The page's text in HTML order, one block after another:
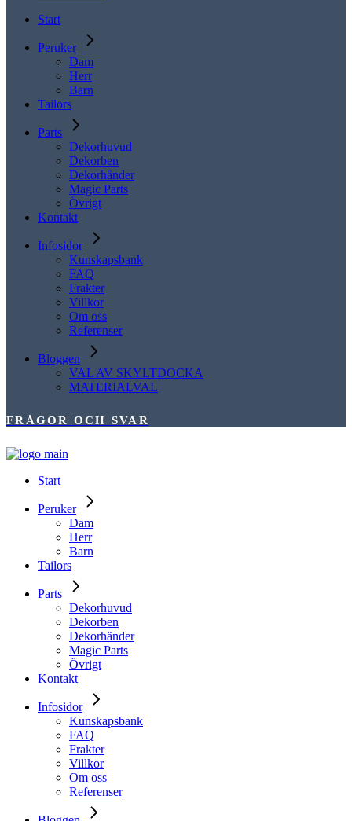
Start
Peruker
Dam
Herr
Barn
Tailors
Parts
Dekorhuvud
Dekorben
Dekorhänder
Magic Parts
Övrigt
Kontakt
Infosidor
Kunskapsbank
FAQ
Frakter
Villkor
Om oss
Referenser
Bloggen
VAL AV SKYLTDOCKA
MATERIALVAL
FRÅGOR OCH SVAR
Start
Peruker
Dam
Herr
Barn
Tailors
Parts
Dekorhuvud
Dekorben
Dekorhänder
Magic Parts
Övrigt
Kontakt
Infosidor
Kunskapsbank
FAQ
Frakter
Villkor
Om oss
Referenser